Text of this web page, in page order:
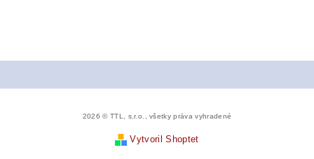
2026 © TTL, s.r.o., všetky práva vyhradené
Vytvoril Shoptet